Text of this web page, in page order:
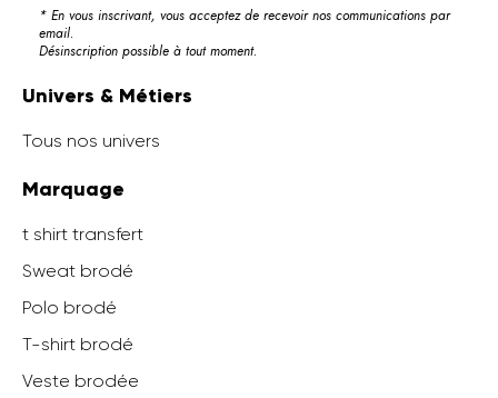
* En vous inscrivant, vous acceptez de recevoir nos communications par
email.
Désinscription possible à tout moment.
Univers & Métiers
Tous nos univers
Marquage
t shirt transfert
Sweat brodé
Polo brodé
T-shirt brodé
Veste brodée